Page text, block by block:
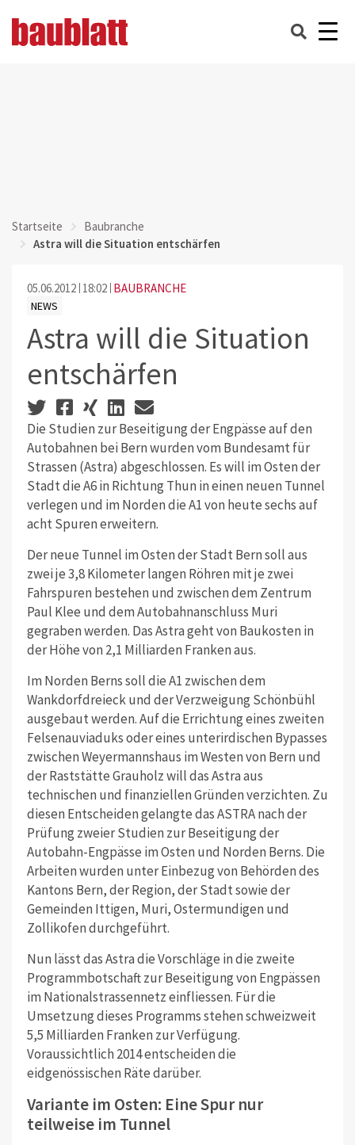
Startseite
Baubranche
Astra will die Situation entschärfen
05.06.2012 18:02 BAUBRANCHE
NEWS
Astra will die Situation
entschärfen
Die Studien zur Beseitigung der Engpässe auf den
Autobahnen bei Bern wurden vom Bundesamt für
Strassen (Astra) abgeschlossen. Es will im Osten der
Stadt die A6 in Richtung Thun in einen neuen Tunnel
verlegen und im Norden die A1 von heute sechs auf
acht Spuren erweitern.
Der neue Tunnel im Osten der Stadt Bern soll aus
zwei je 3,8 Kilometer langen Röhren mit je zwei
Fahrspuren bestehen und zwischen dem Zentrum
Paul Klee und dem Autobahnanschluss Muri
gegraben werden. Das Astra geht von Baukosten in
der Höhe von 2,1 Milliarden Franken aus.
Im Norden Berns soll die A1 zwischen dem
Wankdorfdreieck und der Verzweigung Schönbühl
ausgebaut werden. Auf die Errichtung eines zweiten
Felsenauviaduks oder eines unterirdischen Bypasses
zwischen Weyermannshaus im Westen von Bern und
der Raststätte Grauholz will das Astra aus
technischen und finanziellen Gründen verzichten. Zu
diesen Entscheiden gelangte das ASTRA nach der
Prüfung zweier Studien zur Beseitigung der
Autobahn-Engpässe im Osten und Norden Berns. Die
Arbeiten wurden unter Einbezug von Behörden des
Kantons Bern, der Region, der Stadt sowie der
Gemeinden Ittigen, Muri, Ostermundigen und
Zollikofen durchgeführt.
Nun lässt das Astra die Vorschläge in die zweite
Programmbotschaft zur Beseitigung von Engpässen
im Nationalstrassennetz einfliessen. Für die
Umsetzung dieses Programms stehen schweizweit
5,5 Milliarden Franken zur Verfügung.
Voraussichtlich 2014 entscheiden die
eidgenössischen Räte darüber.
Variante im Osten: Eine Spur nur
teilweise im Tunnel